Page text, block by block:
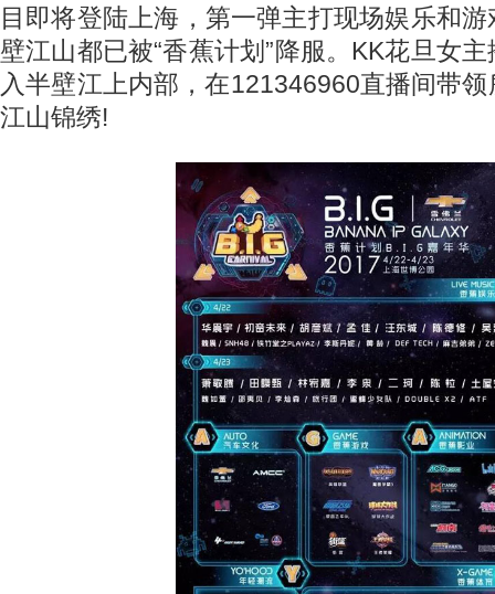
目即将登陆上海，第一弹主打现场娱乐和
壁江山都已被“香蕉计划”降服。KK花旦女
入半壁江上内部，在121346960直播间带
江山锦绣!